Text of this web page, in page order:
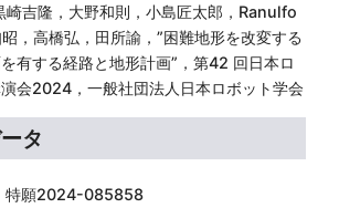
吉隆，大野和則，小島匠太郎，Ranulfo
，高橋弘，田所諭，”困難地形を改変する
有する経路と地形計画”，第42 回日本ロ
会2024，一般社団法人日本ロボット学会
タ
特願2024-085858